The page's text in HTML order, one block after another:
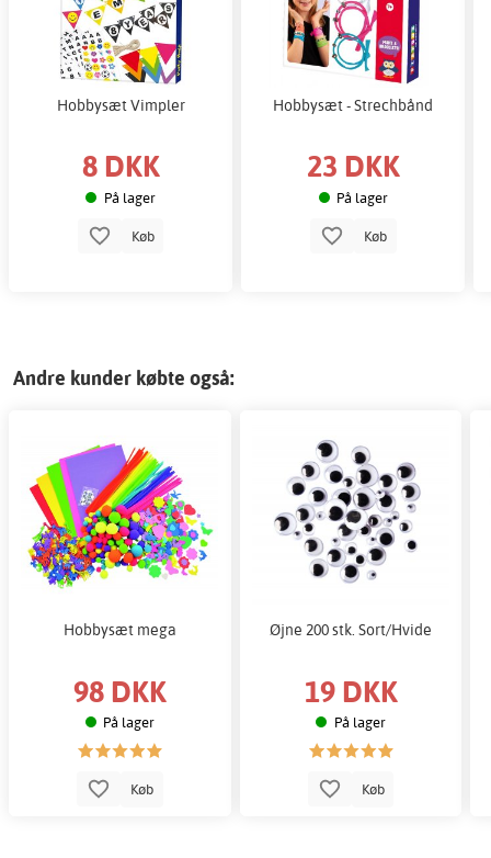
Hobbysæt Vimpler
8 DKK
På lager
Køb
Hobbysæt - Strechbånd
23 DKK
På lager
Køb
Andre kunder købte også:
Hobbysæt mega
98 DKK
På lager
Køb
Øjne 200 stk. Sort/Hvide
19 DKK
På lager
Køb